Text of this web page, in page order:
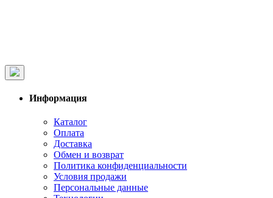
Информация
Каталог
Оплата
Доставка
Обмен и возврат
Политика конфиденциальности
Условия продажи
Персональные данные